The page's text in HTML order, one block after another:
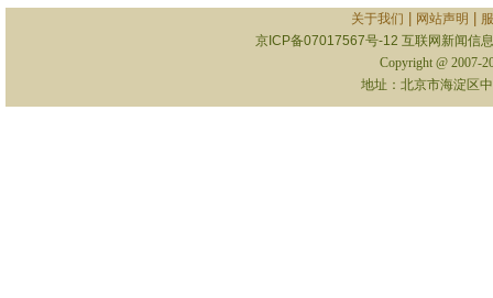
关于我们 网站声明
京ICP备07017567号-12 互联网新闻信
Copyright @ 2007-
地址：北京市海淀区